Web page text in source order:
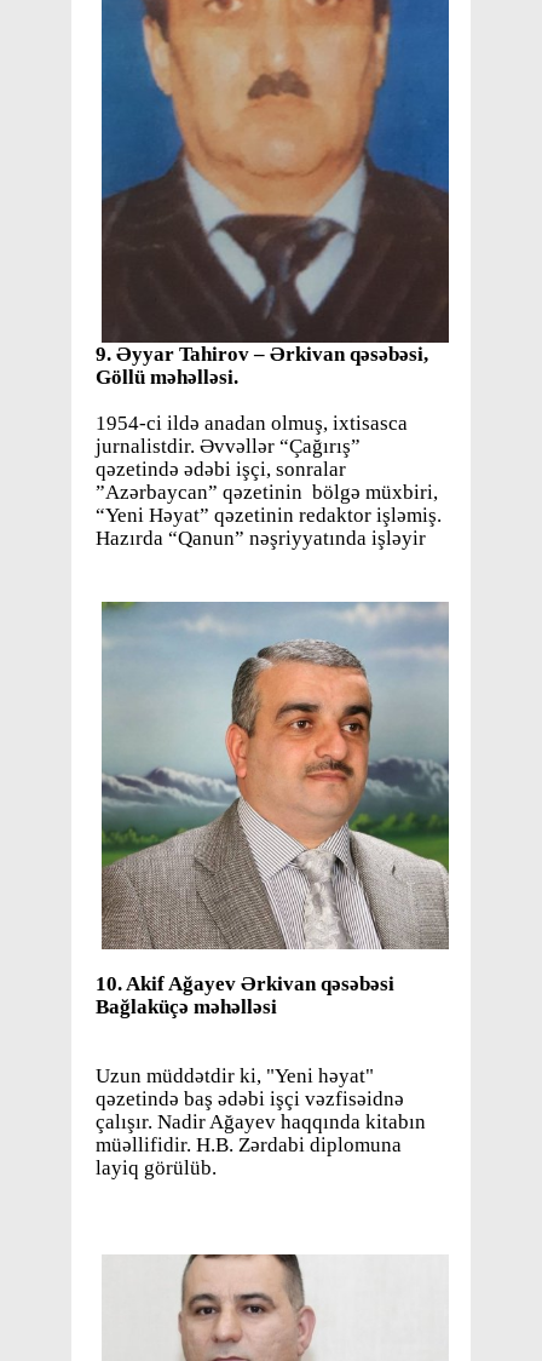
9. Əyyar Tahirov – Ərkivan qəsəbəsi,
Göllü məhəlləsi.
1954-ci ildə anadan olmuş, ixtisasca
jurnalistdir. Əvvəllər “Çağırış”
qəzetində ədəbi işçi, sonralar
”Azərbaycan” qəzetinin bölgə müxbiri,
“Yeni Həyat” qəzetinin redaktor işləmiş.
Hazırda “Qanun” nəşriyyatında işləyir
10. Akif Ağayev Ərkivan qəsəbəsi
Bağlaküçə məhəlləsi
Uzun müddətdir ki, "Yeni həyat"
qəzetində baş ədəbi işçi vəzfisəidnə
çalışır. Nadir Ağayev haqqında kitabın
müəllifidir. H.B. Zərdabi diplomuna
layiq görülüb.